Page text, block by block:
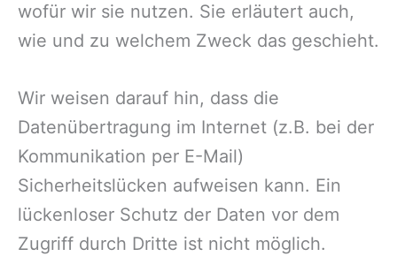
wofür wir sie nutzen. Sie erläutert auch,
wie und zu welchem Zweck das geschieht.
Wir weisen darauf hin, dass die
Datenübertragung im Internet (z.B. bei der
Kommunikation per E-Mail)
Sicherheitslücken aufweisen kann. Ein
lückenloser Schutz der Daten vor dem
Zugriff durch Dritte ist nicht möglich.